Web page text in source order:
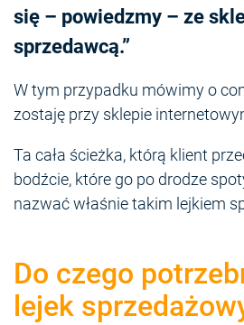
się – powiedzmy – ze
sprzedawcą.”
W tym przypadku mówimy o
zostaję przy sklepie
Ta cała ścieżka, którą klient
bodźcie, które go po drodze
nazwać właśnie takim lejkiem
Do czego
lejek